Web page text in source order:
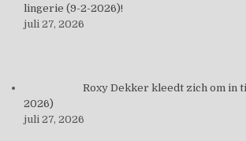
lingerie (9-2-2026)!
juli 27, 2026
Roxy Dekker kleedt zich om in
2026)
juli 27, 2026